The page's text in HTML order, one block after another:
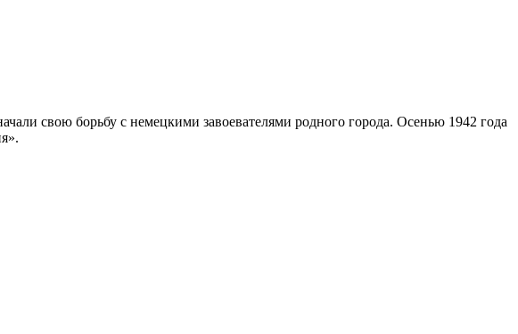
свою борьбу с немецкими завоевателями родного города. Осенью 1942 года